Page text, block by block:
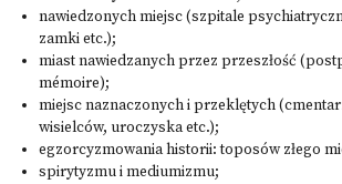
nawiedzonych miejsc (szpitale
zamki etc.);
miast nawiedzanych przez przeszłość
mémoire);
miejsc naznaczonych i przeklętych
wisielców, uroczyska etc.);
egzorcyzmowania historii: toposów złego
spirytyzmu i mediumizmu;